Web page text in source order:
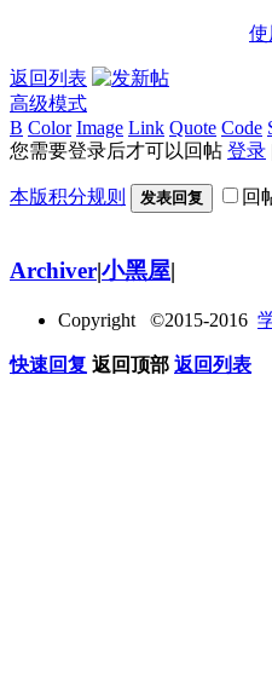
使
返回列表
高级模式
B Color Image Link Quote Code
您需要登录后才可以回帖 登录
本版积分规则 发表回复 回
Archiver|小黑屋|
Copyright ©2015-2016
快速回复 返回顶部 返回列表